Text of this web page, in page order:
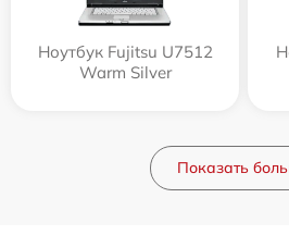
Ноутбук Fujitsu U7512
Warm Silver
Показать